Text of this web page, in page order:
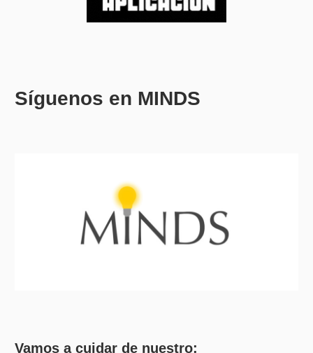
Síguenos en MINDS
Vamos a cuidar de nuestro: